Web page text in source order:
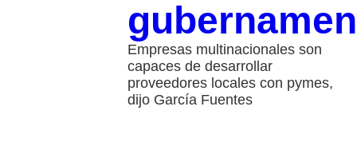
Empresas multinacionales son
capaces de desarrollar
proveedores locales con pymes,
dijo García Fuentes